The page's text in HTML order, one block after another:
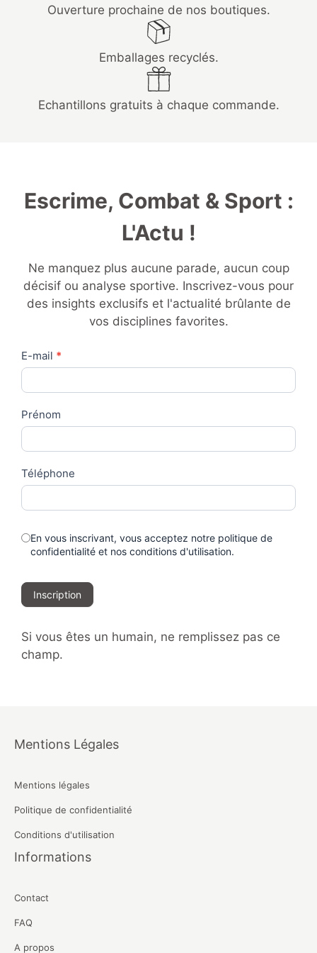
Ouverture prochaine de nos boutiques.
Emballages recyclés.
Echantillons gratuits à chaque commande.
Escrime, Combat & Sport :
L'Actu !
Ne manquez plus aucune parade, aucun coup
décisif ou analyse sportive. Inscrivez-vous pour
des insights exclusifs et l'actualité brûlante de
vos disciplines favorites.
Contact
Us
E-mail *
Prénom
Téléphone
En vous inscrivant, vous acceptez notre politique de
confidentialité et nos conditions d'utilisation.
Inscription
Si vous êtes un humain, ne remplissez pas ce
champ.
Mentions Légales
Mentions légales
Politique de confidentialité
Conditions d'utilisation
Informations
Contact
FAQ
A propos